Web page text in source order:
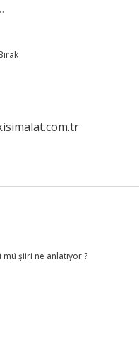
mü şiiri ne anlatıyor ?